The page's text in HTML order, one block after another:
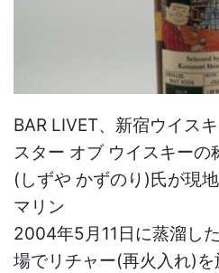
BAR LIVET、新宿ウイス
スター オブ ウイスキーの
(しずや かずのり)氏が現
マリン
2004年5月11日に蒸溜し
場でリチャー(再火入れ)